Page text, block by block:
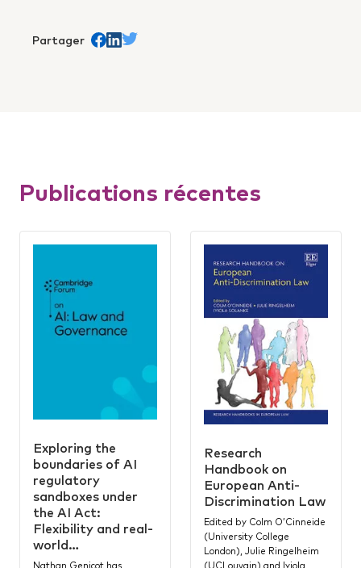
Partager Share on Facebook
trans.Partager sur Linkedin
Share on Twitter
Publications récentes
Exploring the
boundaries of AI
regulatory
sandboxes under
the AI Act:
Flexibility and real-
world…
Nathan Genicot has
Research
Handbook on
European Anti-
Discrimination Law
Edited by Colm O’Cinneide
(University College
London), Julie Ringelheim
(UCLouvain) and Iyiola